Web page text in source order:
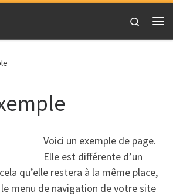
Search
Voici un exemple de page.
Elle est différente d’un
qu’elle restera à la même place,
le menu de navigation de votre site